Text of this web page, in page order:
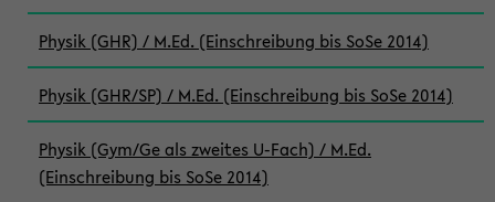
Physik (GHR) / M.Ed. (Einschreibung bis SoSe 2014)
Physik (GHR/SP) / M.Ed. (Einschreibung bis SoSe 2014)
Physik (Gym/Ge als zweites U-Fach) / M.Ed.
(Einschreibung bis SoSe 2014)